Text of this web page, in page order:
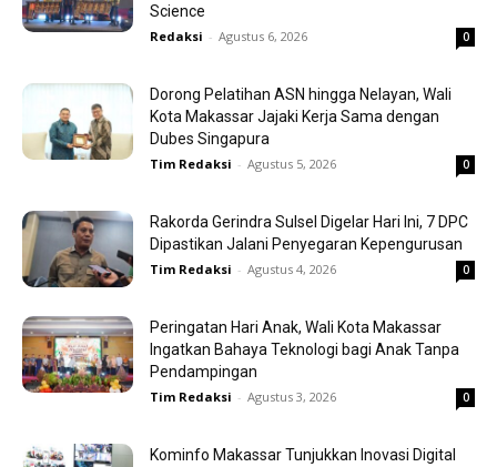
Science
Redaksi - Agustus 6, 2026 0
Dorong Pelatihan ASN hingga Nelayan, Wali
Kota Makassar Jajaki Kerja Sama dengan
Dubes Singapura
Tim Redaksi - Agustus 5, 2026 0
Rakorda Gerindra Sulsel Digelar Hari Ini, 7 DPC
Dipastikan Jalani Penyegaran Kepengurusan
Tim Redaksi - Agustus 4, 2026 0
Peringatan Hari Anak, Wali Kota Makassar
Ingatkan Bahaya Teknologi bagi Anak Tanpa
Pendampingan
Tim Redaksi - Agustus 3, 2026 0
Kominfo Makassar Tunjukkan Inovasi Digital